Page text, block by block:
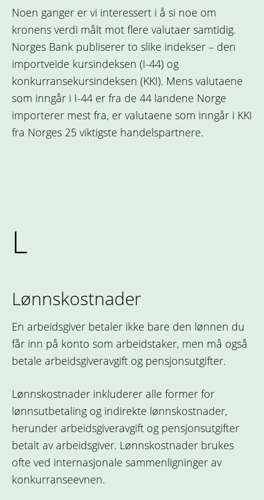
Noen ganger er vi interessert i å si noe om
kronens verdi målt mot flere valutaer samtidig.
Norges Bank publiserer to slike indekser – den
importveide kursindeksen (I-44) og
konkurransekursindeksen (KKI). Mens valutaene
som inngår i I-44 er fra de 44 landene Norge
importerer mest fra, er valutaene som inngår i KKI
fra Norges 25 viktigste handelspartnere.
L
Lønnskostnader
En arbeidsgiver betaler ikke bare den lønnen du
får inn på konto som arbeidstaker, men må også
betale arbeidsgiveravgift og pensjonsutgifter.
Lønnskostnader inkluderer alle former for
lønnsutbetaling og indirekte lønnskostnader,
herunder arbeidsgiveravgift og pensjonsutgifter
betalt av arbeidsgiver. Lønnskostnader brukes
ofte ved internasjonale sammenligninger av
konkurranseevnen.